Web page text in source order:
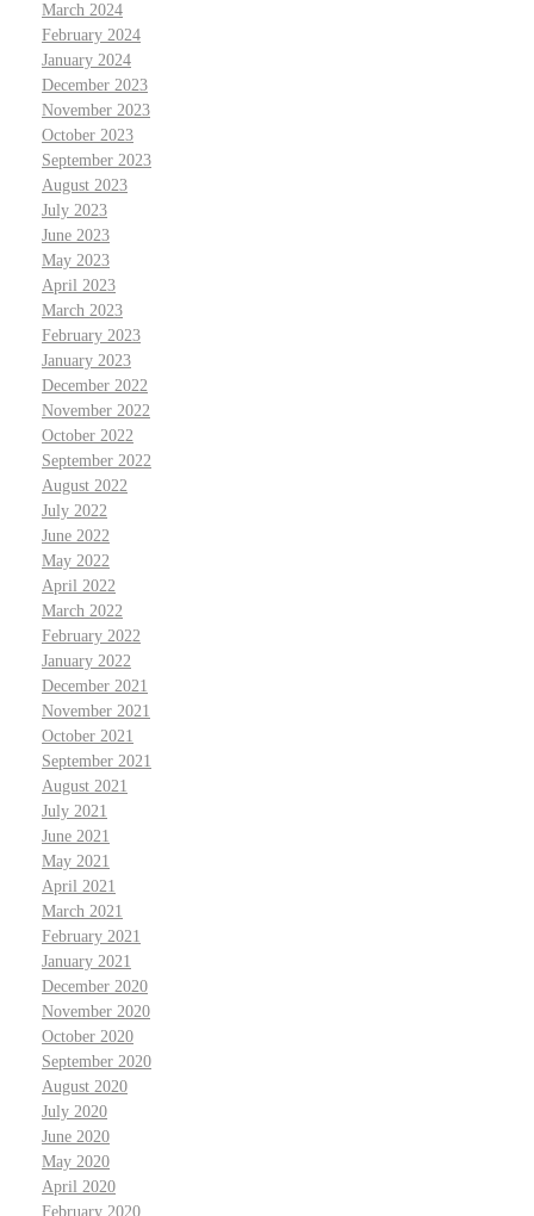
March 2024
February 2024
January 2024
December 2023
November 2023
October 2023
September 2023
August 2023
July 2023
June 2023
May 2023
April 2023
March 2023
February 2023
January 2023
December 2022
November 2022
October 2022
September 2022
August 2022
July 2022
June 2022
May 2022
April 2022
March 2022
February 2022
January 2022
December 2021
November 2021
October 2021
September 2021
August 2021
July 2021
June 2021
May 2021
April 2021
March 2021
February 2021
January 2021
December 2020
November 2020
October 2020
September 2020
August 2020
July 2020
June 2020
May 2020
April 2020
February 2020